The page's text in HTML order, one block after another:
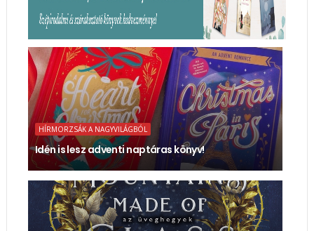
HÍRMORZSÁK A NAGYVILÁGBÓL
Idén is lesz adventi naptáras könyv!